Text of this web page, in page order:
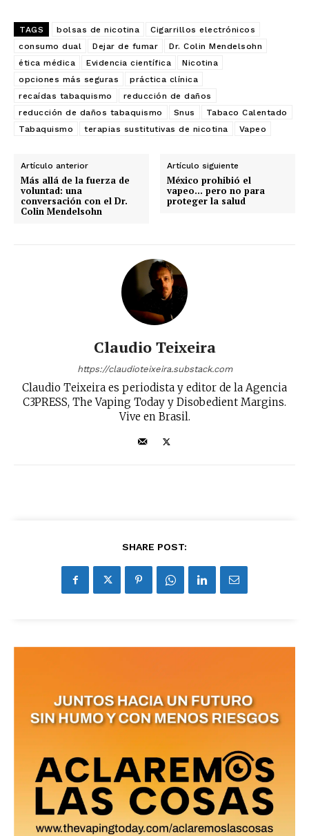
TAGS bolsas de nicotina
Cigarrillos electrónicos
consumo dual
Dejar de fumar
Dr. Colin Mendelsohn
ética médica
Evidencia científica
Nicotina
opciones más seguras
práctica clínica
recaídas tabaquismo
reducción de daños
reducción de daños tabaquismo
Snus
Tabaco Calentado
Tabaquismo
terapias sustitutivas de nicotina Vapeo
Artículo anterior
Más allá de la fuerza de
voluntad: una
conversación con el Dr.
Colin Mendelsohn
Artículo siguiente
México prohibió el
vapeo… pero no para
proteger la salud
Claudio Teixeira
https://claudioteixeira.substack.com
Claudio Teixeira es periodista y editor de la Agencia
C3PRESS, The Vaping Today y Disobedient Margins.
Vive en Brasil.
SHARE POST: